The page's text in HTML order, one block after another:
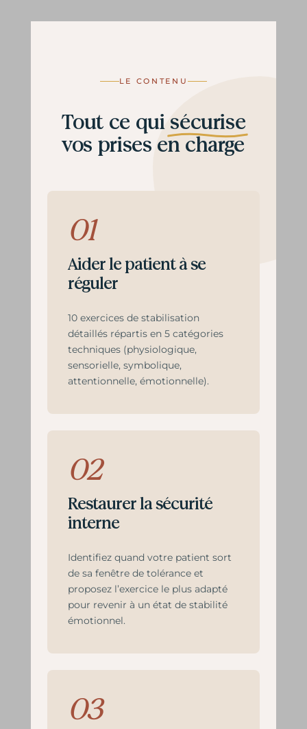
LE CONTENU
Tout ce quisécurise
vos prises en charge
01
Aider le patient à se
réguler
10 exercices de stabilisation
détaillés répartis en 5 catégories
techniques (physiologique,
sensorielle, symbolique,
attentionnelle, émotionnelle).
02
Restaurer la sécurité
interne
Identifiez quand votre patient sort
de sa fenêtre de tolérance et
proposez l’exercice le plus adapté
pour revenir à un état de stabilité
émotionnel.
03